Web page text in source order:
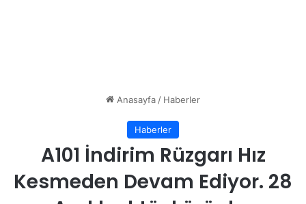
Anasayfa/ Haberler
Haberler
A101 İndirim Rüzgarı Hız
Kesmeden Devam Ediyor. 28